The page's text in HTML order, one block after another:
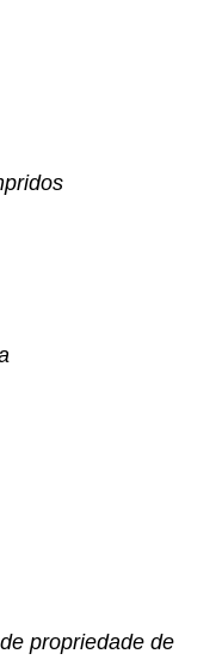
propriedade de